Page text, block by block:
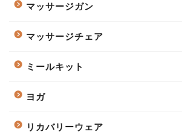
マッサージガン
マッサージチェア
ミールキット
ヨガ
リカバリーウェア